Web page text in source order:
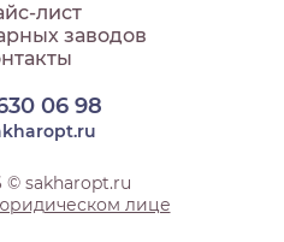
© sakharopt.ru
лице
лист
заводов
06 98